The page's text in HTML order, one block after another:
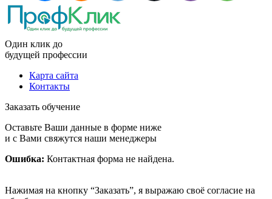
Один клик до
будущей профессии
Карта сайта
Контакты
Заказать обучение
Оставьте Ваши данные в форме ниже
и с Вами свяжутся наши менеджеры
Ошибка: Контактная форма не найдена.
Нажимая на кнопку “Заказать”, я выражаю своё согласие на